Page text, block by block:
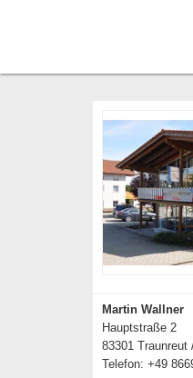
Martin Wallner
Hauptstraße 2
83301 Traunreut
Telefon: +49